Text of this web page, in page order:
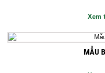
Xem
MẪU